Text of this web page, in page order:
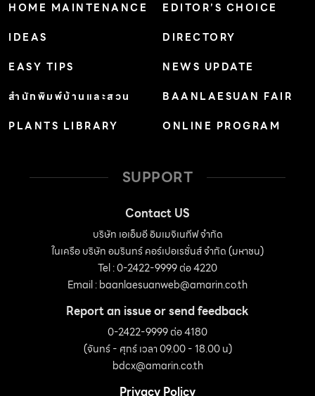
HOME MAINTENANCE
IDEAS
EASY TIPS
สำนักพิมพ์บ้านและสวน
PLANTS LIBRARY
EDITOR’S CHOICE
DIRECTORY
NEWS UPDATE
BAANLAESUAN FAIR
ONLINE PROGRAM
SUPPORT
Contact US
บริษัท เอเอ็มอี อิมเมจิเนทีฟ จำกัด
ในเครือ บริษัท อมรินทร์ คอร์เปอเรชั่นส์ จำกัด (มหาชน)
Tel : 0-2422-9999 ต่อ 4220
Email :baanlaesuanweb@amarin.co.th
Report an issue or send feedback
0-2422-9999 ต่อ 4180
(จันทร์ - ศุกร์ เวลา 09.00 - 18.00 น)
bdcx@amarin.co.th
Privacy Policy